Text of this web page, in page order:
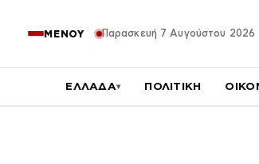
ΜΕΝΟΥ Παρασκευή 7 Αυγούστου 2026
ΕΛΛΑΔΑ▾ ΠΟΛΙΤΙΚΗ